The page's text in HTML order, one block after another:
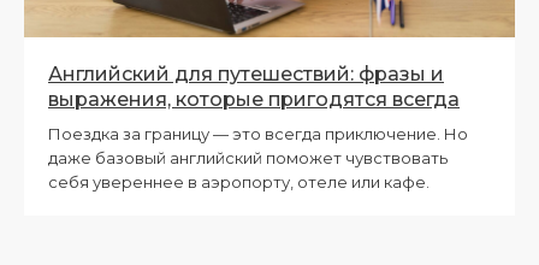
Английский для путешествий: фразы и
выражения, которые пригодятся всегда
Поездка за границу — это всегда приключение. Но
даже базовый английский поможет чувствовать
себя увереннее в аэропорту, отеле или кафе.